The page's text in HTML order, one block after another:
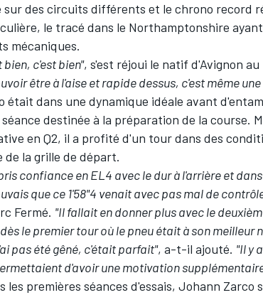
sur des circuits différents et le chrono record
le tracé dans le Northamptonshire
mécaniques.
bien, c'est bien", s'est réjoui le natif d'Avignon au
être à l'aise et rapide dessus, c'est même
était dans une dynamique idéale avant
séance destinée à la préparation de la course.
en Q2, il a profité d'un tour dans des
de la grille de départ.
confiance en EL4 avec le dur à l'arrière et
que ce 1'58"4 venait avec pas mal de
Fermé. "Il fallait en donner plus avec le
le premier tour où le pneu était à son meilleur
pas été gêné, c'était parfait", a-t-il ajouté. "Il y
d'avoir une motivation
les premières séances d'essais, Johann